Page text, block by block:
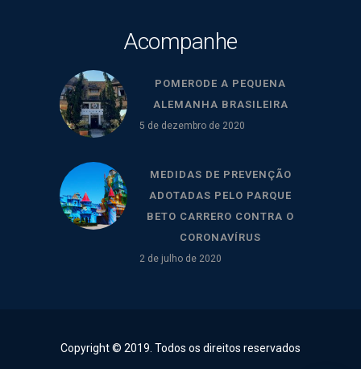
Acompanhe
POMERODE A PEQUENA
ALEMANHA BRASILEIRA
5 de dezembro de 2020
MEDIDAS DE PREVENÇÃO
ADOTADAS PELO PARQUE
BETO CARRERO CONTRA O
CORONAVÍRUS
2 de julho de 2020
Copyright © 2019. Todos os direitos reservados